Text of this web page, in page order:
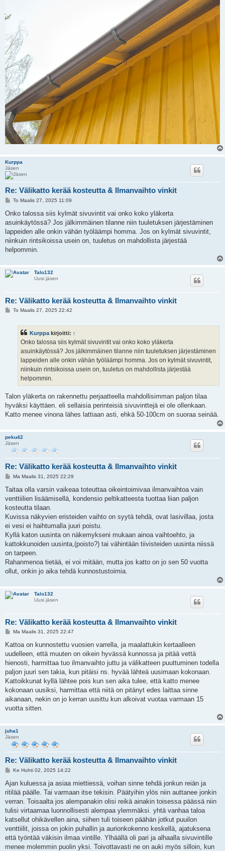
Kurppa
Jäsen
Re: Välikatto kerää kosteutta & Ilmanvaihto vinkit
V
e
t
i
To Maalis 27, 2025 11:09
Onko talossa siis kylmät sivuvintit vai onko koko yläkerta
asuinkäytössä? Jos jälkimmäinen tilanne niin tuuletuksen järjestäminen
lappeiden alle onkin vähän työläämpi homma. Jos on kylmät sivuvintit,
niinkuin rintsikoissa usein on, tuuletus on mahdollista järjestää
helpommin.
Talo132
Uusi jäsen
Re: Välikatto kerää kosteutta & Ilmanvaihto vinkit
VTo Maalis 27, 2025 22:42
Kurppa kirjoitti: ↑
Onko talossa siis kylmät sivuvintit vai onko koko yläkerta
asuinkäytössä? Jos jälkimmäinen tilanne niin tuuletuksen järjestäminen
lappeiden alle onkin vähän työläämpi homma. Jos on kylmät sivuvintit,
niinkuin rintsikoissa usein on, tuuletus on mahdollista järjestää
helpommin.
Talon yläkerta on rakennettu perjaatteella mahdollisimman paljon tilaa
hyväksi käyttäen. eli sellaisia perinteisiä sivuvinttejä ei ole ollenkaan.
Katto menee vinona lähes lattiaan asti, ehkä 50-100cm on suoraa seinää.
peku42
Jäsen
Re: Välikatto kerää kosteutta & Ilmanvaihto vinkit
V
e
t
i
Ma Maalis 31, 2025 22:29
Taitaa olla varsin vaikeaa toteuttaa oikeintoimivaa ilmanvaihtoa vain
venttiilien lisäämisellä, kondensio peltikatteesta tuottaa liian paljon
kosteutta tilaan.
Kuvissa näkyvien eristeiden vaihto on syytä tehdä, ovat lasivillaa, josta
ei vesi ei haihtumalla juuri poistu.
Kyllä katon uusinta on näkemykseni mukaan ainoa vaihtoehto, ja
kattokkunoiden uusinta,(poisto?) tai vähintään tiivisteiden uusinta niissä
on tarpeen.
Rahanmenoa tietää, ei voi mitään, mutta jos katto on jo sen 50 vuotta
ollut, onkin jo aika tehdä kunnostustoimia.
Talo132
Uusi jäsen
Re: Välikatto kerää kosteutta & Ilmanvaihto vinkit
V
e
t
i
Ma Maalis 31, 2025 22:47
Kattoa on kunnostettu vuosien varrella, ja maalattukin kertaalleen
uudelleen, että muuten on oikein hyvässä kunnossa ja pitää vettä
hienosti, harmittaa tuo ilmanvaihto juttu ja välikatteen puuttuminen todella
paljon juuri sen takia, kun pitäisi ns. hyvää lähteä uusimaan kokonaan.
Kattoikkunat kyllä lähtee pois kun sen aika tulee, että katto menee
kokonaan uusiksi, harmittaa että niitä on pitänyt edes laittaa sinne
aikanaan, nekin on jo kerran uusittu kun alkoivat vuotaa varmaan 15
vuotta sitten.
juha1
Jäsen
Re: Välikatto kerää kosteutta & Ilmanvaihto vinkit
V
e
t
i
Ke Huhti 02, 2025 14:22
Ajan kuluessa ja asiaa miettiessä, voihan sinne tehdä jonkun reiän ja
ritilää päälle. Tai varmaan itse tekisin. Päätyihin ylös niin auttanee jonkin
verran. Toisaalta jos alempanakin olisi reikä ainakin toisessa päässä niin
tulisi virtaamaa luonnollisesti alempaa ylemmäksi. yhtä vanhaa taloa
katsellut ohikävellen aina, siihen tuli toiseen päähän jotkut puuilon
venttiilit, joissa on jokin puhallin ja aurionkokenno keskellä, ajatuksena
että työntää väkisin ilmaa vintille. Ylhäällä oli pari ja alhaalla sivuvintille
menee molemmin puolin yksi. Toivottavasti ne on auki myös silloin, kun